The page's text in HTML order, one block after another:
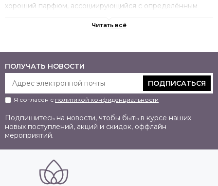
хороший парфюм, ассоциирующийся с определённым
Главный плюс ароматизации в отличие от дизайна в том,
что вы всегда можете изменить, переформатировать
ольфакторный опыт, приспособив аромат к функционалу
помещения, собственному настроению. Причём сделать
Надушите свой интерьер:
Мы дадим несколько универсальных действенных советов
ПОЛУЧАТЬ НОВОСТИ
ПОДПИСАТЬСЯ
Я согласен с политикой конфиденциальности
Подпишитесь на новости, чтобы быть в курсе наших
новых поступлений, акций и скидок, оффлайн
мероприятий.